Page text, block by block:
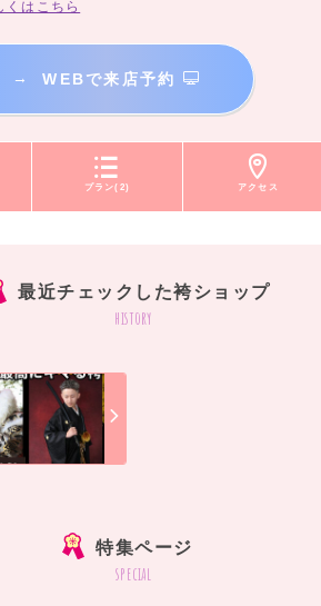
はこちら
→ WEBで来店予約
プラン(2) アクセス
最近チェックした袴ショップ
history
特集ページ
special